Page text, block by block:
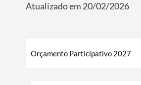
Atualizado em 20/02/2026
Orçamento Participativo 2027